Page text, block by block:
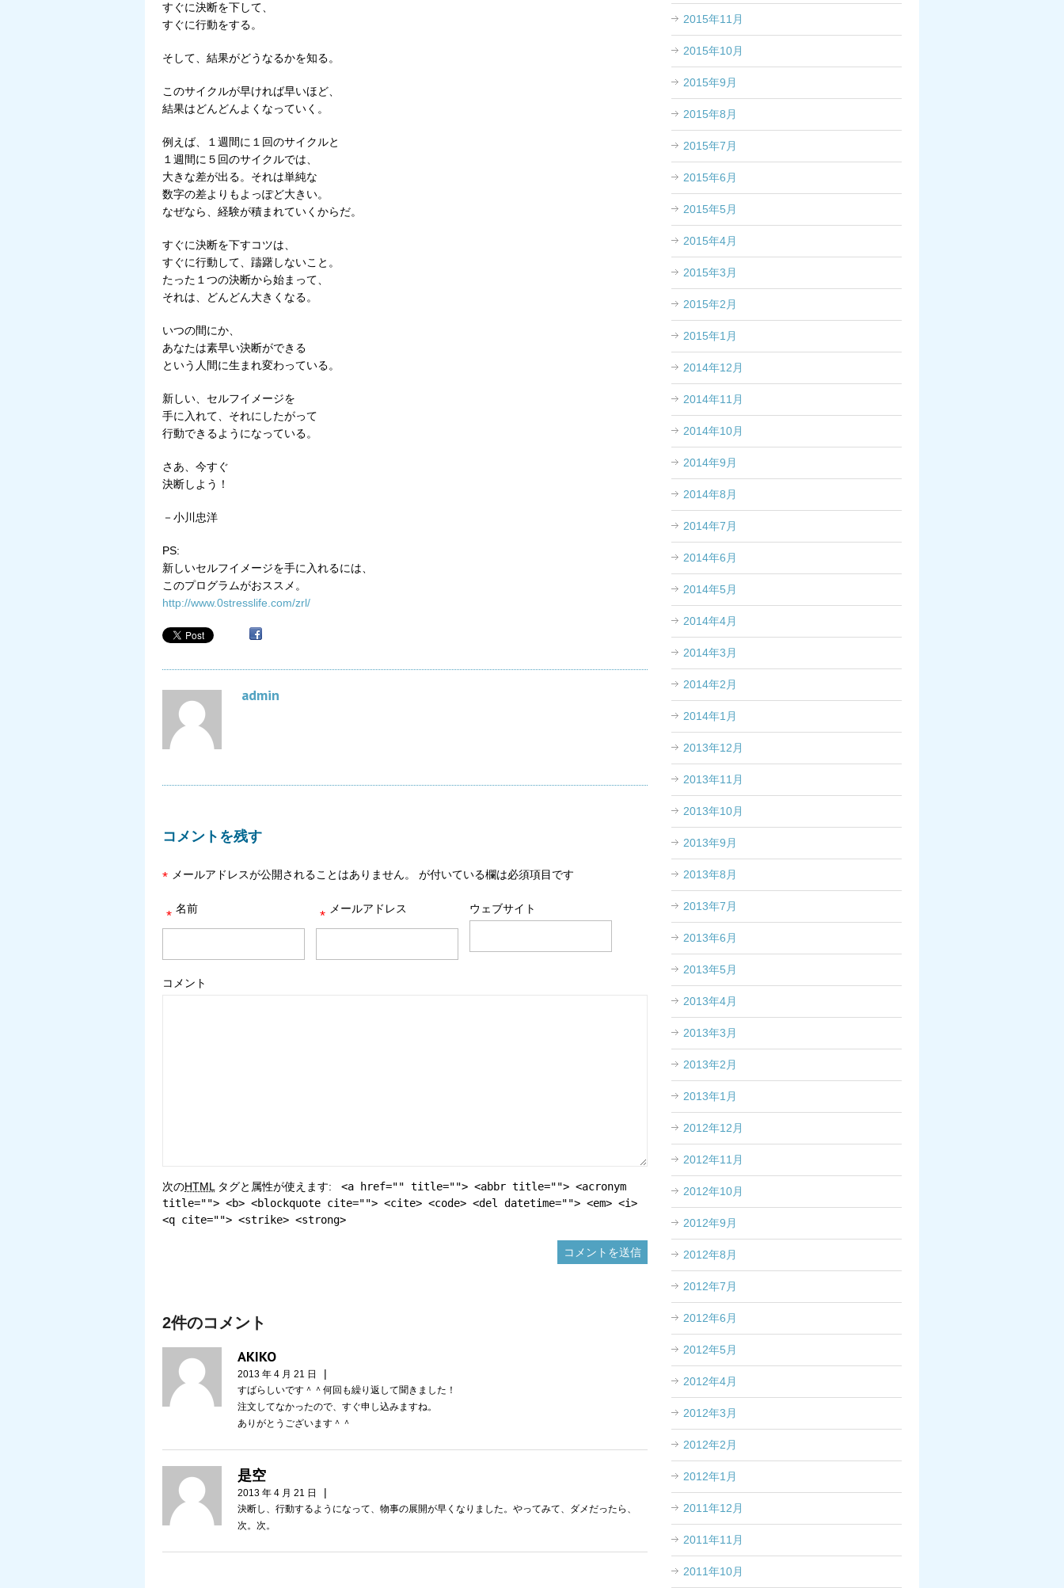
すぐに決断を下して、
すぐに行動をする。
そして、結果がどうなるかを知る。
このサイクルが早ければ早いほど、
結果はどんどんよくなっていく。
例えば、１週間に１回のサイクルと
１週間に５回のサイクルでは、
大きな差が出る。それは単純な
数字の差よりもよっぽど大きい。
なぜなら、経験が積まれていくからだ。
すぐに決断を下すコツは、
すぐに行動して、躊躇しないこと。
たった１つの決断から始まって、
それは、どんどん大きくなる。
いつの間にか、
あなたは素早い決断ができる
という人間に生まれ変わっている。
新しい、セルフイメージを
手に入れて、それにしたがって
行動できるようになっている。
さあ、今すぐ
決断しよう！
－小川忠洋
PS:
新しいセルフイメージを手に入れるには、
このプログラムがおススメ。
http://www.0stresslife.com/zrl/
admin
コメントを残す
メールアドレスが公開されることはありません。
* が付いている欄は必須項目です
名前
* メールアドレス
* ウェブサイト
コメント
次のHTML タグと属性が使えます:
<a href="" title=""> <abbr title=""> <acronym
title=""> <b> <blockquote cite=""> <cite> <code> <del datetime=""> <em> <i>
<q cite=""> <strike> <strong>
2件のコメント
AKIKO
2013 年 4 月 21 日 |
すばらしいです＾＾何回も繰り返して聞きました！
注文してなかったので、すぐ申し込みますね。
ありがとうございます＾＾
是空
2013 年 4 月 21 日 |
決断し、行動するようになって、物事の展開が早くなりました。やってみて、ダメだったら、
次。次。
2015年11月
2015年10月
2015年9月
2015年8月
2015年7月
2015年6月
2015年5月
2015年4月
2015年3月
2015年2月
2015年1月
2014年12月
2014年11月
2014年10月
2014年9月
2014年8月
2014年7月
2014年6月
2014年5月
2014年4月
2014年3月
2014年2月
2014年1月
2013年12月
2013年11月
2013年10月
2013年9月
2013年8月
2013年7月
2013年6月
2013年5月
2013年4月
2013年3月
2013年2月
2013年1月
2012年12月
2012年11月
2012年10月
2012年9月
2012年8月
2012年7月
2012年6月
2012年5月
2012年4月
2012年3月
2012年2月
2012年1月
2011年12月
2011年11月
2011年10月